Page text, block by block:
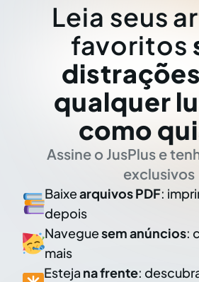
Leia seus
favoritos
distrações
qualquer
como
Assine o JusPlus e
exclusivos
Baixearquivos PDF:
depois
Naveguesem anúncios:
mais
Esteja na frente: